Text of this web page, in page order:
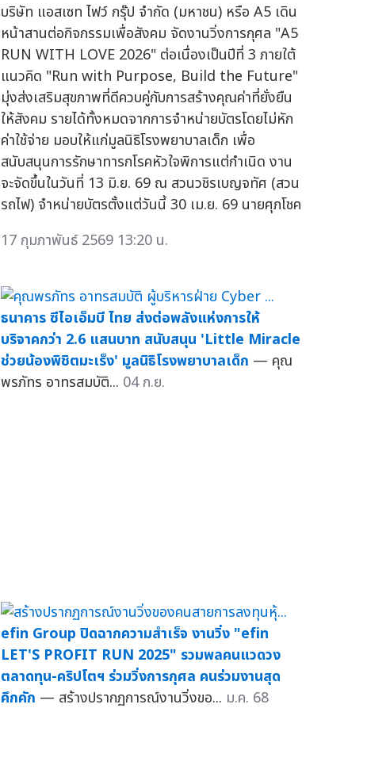
บริษัท แอสเซท ไฟว์ กรุ๊ป จำกัด (มหาชน) หรือ A5 เดิน
หน้าสานต่อกิจกรรมเพื่อสังคม จัดงานวิ่งการกุศล "A5
RUN WITH LOVE 2026" ต่อเนื่องเป็นปีที่ 3 ภายใต้
แนวคิด "Run with Purpose, Build the Future"
มุ่งส่งเสริมสุขภาพที่ดีควบคู่กับการสร้างคุณค่าที่ยั่งยืน
ให้สังคม รายได้ทั้งหมดจากการจำหน่ายบัตรโดยไม่หัก
ค่าใช้จ่าย มอบให้แก่มูลนิธิโรงพยาบาลเด็ก เพื่อ
สนับสนุนการรักษาทารกโรคหัวใจพิการแต่กำเนิด งาน
จะจัดขึ้นในวันที่ 13 มิ.ย. 69 ณ สวนวชิรเบญจทัศ (สวน
รถไฟ) จำหน่ายบัตรตั้งแต่วันนี้ 30 เม.ย. 69 นายศุภโชค
17 กุมภาพันธ์ 2569 13:20 น.
ธนาคาร ซีไอเอ็มบี ไทย ส่งต่อพลังแห่งการให้
บริจาคกว่า 2.6 แสนบาท สนับสนุน 'Little Miracle
ช่วยน้องพิชิตมะเร็ง' มูลนิธิโรงพยาบาลเด็ก — คุณ
พรภัทร อาทรสมบัติ... 04 ก.ย.
efin Group ปิดฉากความสำเร็จ งานวิ่ง "efin
LET'S PROFIT RUN 2025" รวมพลคนแวดวง
ตลาดทุน-คริปโตฯ ร่วมวิ่งการกุศล คนร่วมงานสุด
คึกคัก — สร้างปรากฏการณ์งานวิ่งขอ... ม.ค. 68